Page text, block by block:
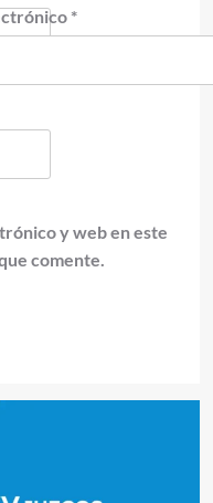
*
y web en este
comente.